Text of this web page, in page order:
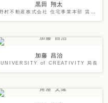
黒田 翔太
加藤 昌治
UNIVERSITY of CREATIVITY 局長